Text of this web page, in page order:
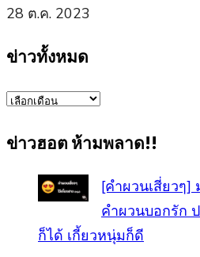
28 ต.ค. 2023
ข่าวทั้งหมด
ข่าว
ข่าวฮอต ห้ามพลาด!!
[คำผวนเสี่ยวๆ]
คำผวนบอกรัก
ก็ได้ เกี้ยวหนุ่มก็ดี